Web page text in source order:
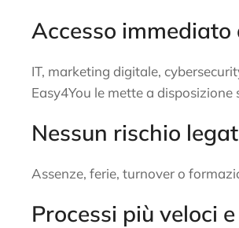
Accesso
IT, marketing digitale,
Easy4You le mette a
Nessun rischio
Assenze, ferie, turnover o
Processi più veloci